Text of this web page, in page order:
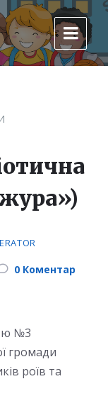
0 Коментар
№3
громади
роїв та